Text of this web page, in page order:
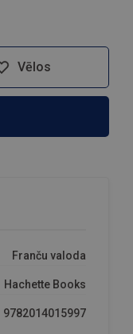
Vēlos
Franču valoda
Hachette Books
9782014015997